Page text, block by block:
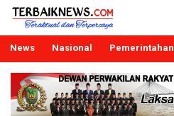
Terbaiknews
Teraktual dan Terpercaya
News Nasional Pemerintahan